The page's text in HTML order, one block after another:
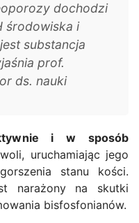
dochodzi
środowiska i
substancja
prof.
ds. nauki
i w sposób
uruchamiając jego
stanu kości.
narażony na skutki
bisfosfonianów.